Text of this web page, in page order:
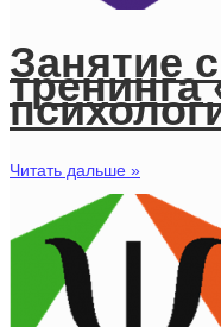
Занятие
Читать дальше »